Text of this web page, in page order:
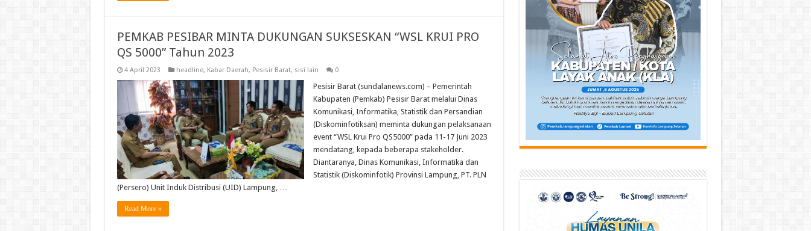
PEMKAB PESIBAR MINTA DUKUNGAN SUKSESKAN “WSL KRUI PRO
QS 5000” Tahun 2023
4 April 2023 headline, Kabar Daerah, Pesisir Barat, sisi lain 0
Pesisir Barat (sundalanews.com) – Pemerintah
Kabupaten (Pemkab) Pesisir Barat melalui Dinas
Komunikasi, Informatika, Statistik dan Persandian
(Diskominfotiksan) meminta dukungan pelaksanaan
event “WSL Krui Pro QS5000” pada 11-17 Juni 2023
mendatang, kepada beberapa stakeholder.
Diantaranya, Dinas Komunikasi, Informatika dan
Statistik (Diskominfotik) Provinsi Lampung, PT. PLN
(Persero) Unit Induk Distribusi (UID) Lampung, …
Read More »